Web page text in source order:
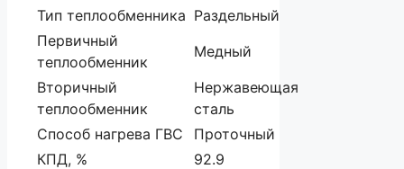
Тип теплообменника Раздельный
Первичный
теплообменник
Медный
Вторичный
теплообменник
Нержавеющая
сталь
Способ нагрева ГВС
Проточный
КПД, %
92.9